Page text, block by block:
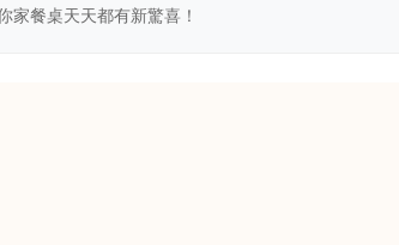
家餐桌天天都有新驚喜！